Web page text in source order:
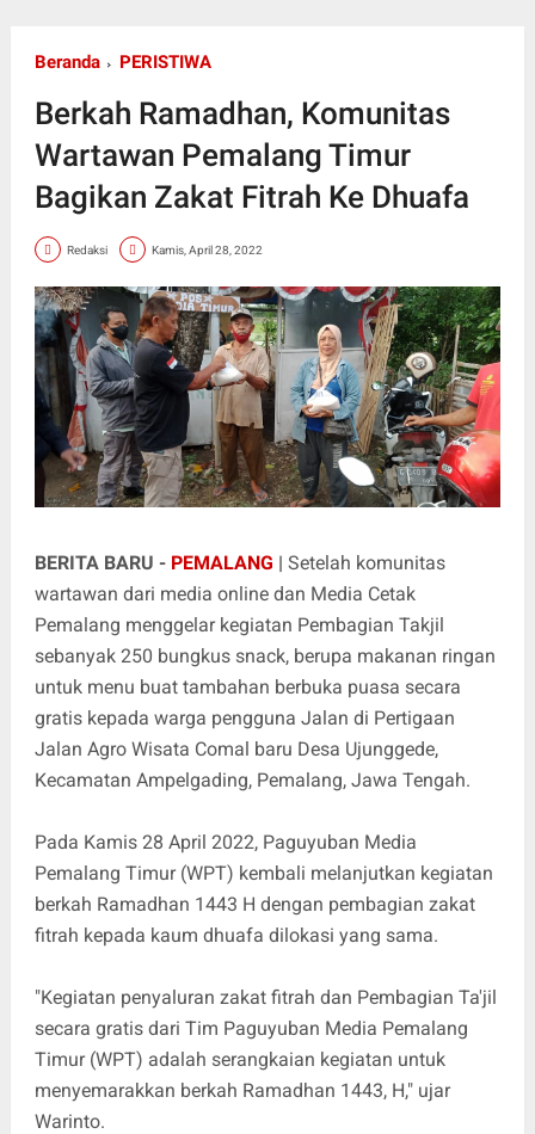
Beranda PERISTIWA
Berkah Ramadhan, Komunitas
Wartawan Pemalang Timur
Bagikan Zakat Fitrah Ke Dhuafa
Redaksi Kamis, April 28, 2022
BERITA BARU - PEMALANG | Setelah komunitas
wartawan dari media online dan Media Cetak
Pemalang menggelar kegiatan Pembagian Takjil
sebanyak 250 bungkus snack, berupa makanan ringan
untuk menu buat tambahan berbuka puasa secara
gratis kepada warga pengguna Jalan di Pertigaan
Jalan Agro Wisata Comal baru Desa Ujunggede,
Kecamatan Ampelgading, Pemalang, Jawa Tengah.
Pada Kamis 28 April 2022, Paguyuban Media
Pemalang Timur (WPT) kembali melanjutkan kegiatan
berkah Ramadhan 1443 H dengan pembagian zakat
fitrah kepada kaum dhuafa dilokasi yang sama.
"Kegiatan penyaluran zakat fitrah dan Pembagian Ta'jil
secara gratis dari Tim Paguyuban Media Pemalang
Timur (WPT) adalah serangkaian kegiatan untuk
menyemarakkan berkah Ramadhan 1443, H," ujar
Warinto.